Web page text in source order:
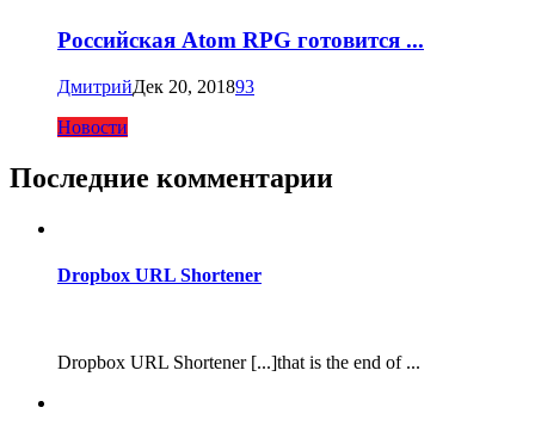
Российская Atom RPG готовится ...
ДмитрийДек 20, 201893
Новости
Последние комментарии
Dropbox URL Shortener
Dropbox URL Shortener [...]that is the end of ...